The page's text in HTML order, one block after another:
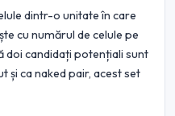
dintr-o unitate în care
cu numărul de celule pe
doi candidați potențiali sunt
și ca naked pair, acest set